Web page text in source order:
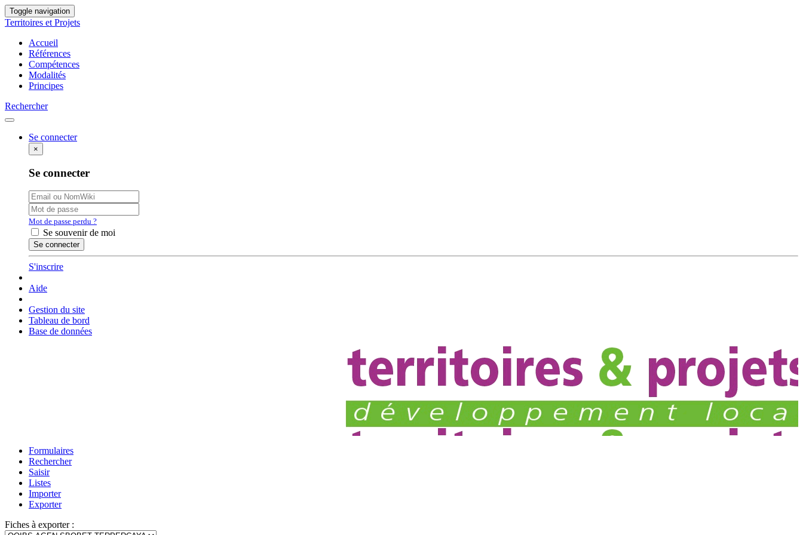
Toggle navigation
Territoires et Projets
Accueil
Références
Compétences
Modalités
Principes
Rechercher
Se connecter
×
Se connecter
Mot de passe perdu ?
Se souvenir de moi
S'inscrire
Aide
Gestion du site
Tableau de bord
Base de données
Formulaires
Rechercher
Saisir
Listes
Importer
Exporter
Fiches à exporter :